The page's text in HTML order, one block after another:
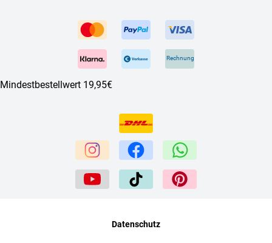
Rechnung
Mindestbestellwert 19,95€
Datenschutz